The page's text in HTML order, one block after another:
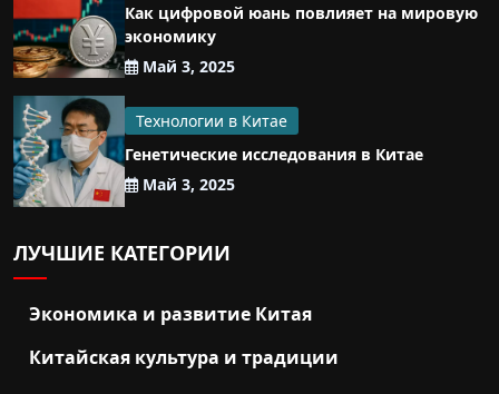
Как цифровой юань повлияет на мировую
экономику
Май 3, 2025
Технологии в Китае
Генетические исследования в Китае
Май 3, 2025
ЛУЧШИЕ КАТЕГОРИИ
Экономика и развитие Китая
Китайская культура и традиции